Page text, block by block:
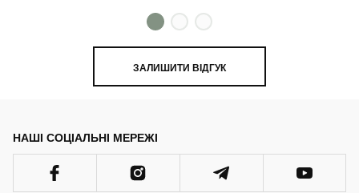
ЗАЛИШИТИ ВІДГУК
НАШІ СОЦІАЛЬНІ МЕРЕЖІ